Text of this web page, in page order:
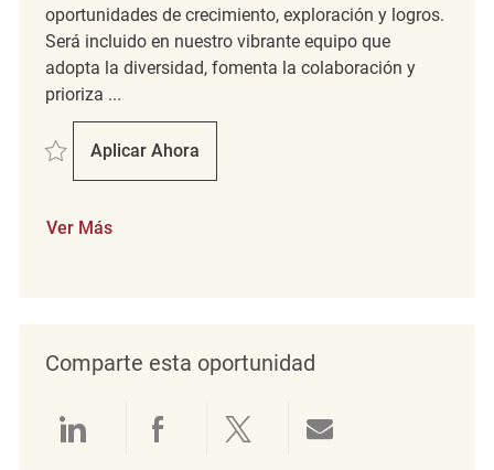
oportunidades de crecimiento, exploración y logros.
Será incluido en nuestro vibrante equipo que
adopta la diversidad, fomenta la colaboración y
prioriza ...
Salvar Merchandising Coordinator REQ130759
Aplicar Ahora
Merchandising Coordinator
Ver Más
Comparte esta oportunidad
Compartir a través de LinkedIn
Compartir a través de
Compartir a través